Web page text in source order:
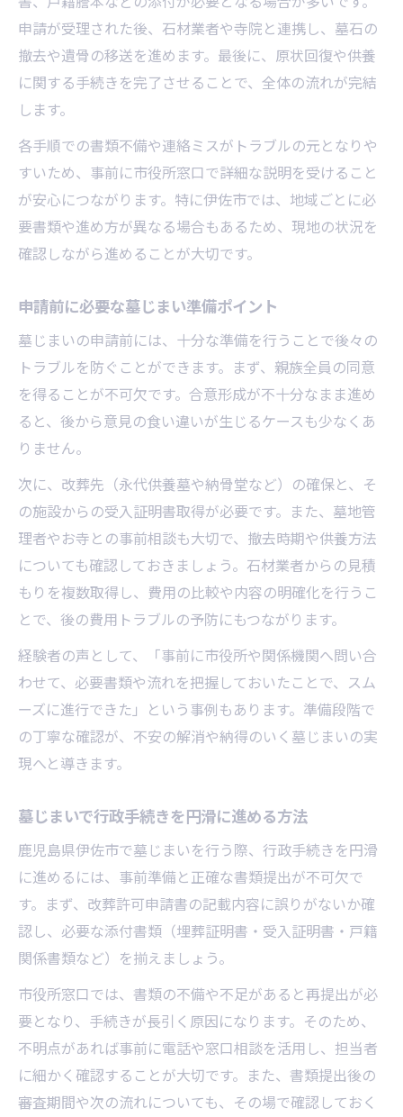
申請が受理された後、石材業者や寺院と連携し、墓石の
撤去や遺骨の移送を進めます。最後に、原状回復や供養
に関する手続きを完了させることで、全体の流れが完結
します。
各手順での書類不備や連絡ミスがトラブルの元となりや
すいため、事前に市役所窓口で詳細な説明を受けること
が安心につながります。特に伊佐市では、地域ごとに必
要書類や進め方が異なる場合もあるため、現地の状況を
確認しながら進めることが大切です。
申請前に必要な墓じまい準備ポイント
墓じまいの申請前には、十分な準備を行うことで後々の
トラブルを防ぐことができます。まず、親族全員の同意
を得ることが不可欠です。合意形成が不十分なまま進め
ると、後から意見の食い違いが生じるケースも少なくあ
りません。
次に、改葬先（永代供養墓や納骨堂など）の確保と、そ
の施設からの受入証明書取得が必要です。また、墓地管
理者やお寺との事前相談も大切で、撤去時期や供養方法
についても確認しておきましょう。石材業者からの見積
もりを複数取得し、費用の比較や内容の明確化を行うこ
とで、後の費用トラブルの予防にもつながります。
経験者の声として、「事前に市役所や関係機関へ問い合
わせて、必要書類や流れを把握しておいたことで、スム
ーズに進行できた」という事例もあります。準備段階で
の丁寧な確認が、不安の解消や納得のいく墓じまいの実
現へと導きます。
墓じまいで行政手続きを円滑に進める方法
鹿児島県伊佐市で墓じまいを行う際、行政手続きを円滑
に進めるには、事前準備と正確な書類提出が不可欠で
す。まず、改葬許可申請書の記載内容に誤りがないか確
認し、必要な添付書類（埋葬証明書・受入証明書・戸籍
関係書類など）を揃えましょう。
市役所窓口では、書類の不備や不足があると再提出が必
要となり、手続きが長引く原因になります。そのため、
不明点があれば事前に電話や窓口相談を活用し、担当者
に細かく確認することが大切です。また、書類提出後の
審査期間や次の流れについても、その場で確認しておく